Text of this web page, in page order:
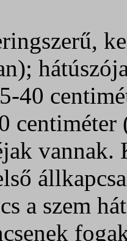
40
a szem